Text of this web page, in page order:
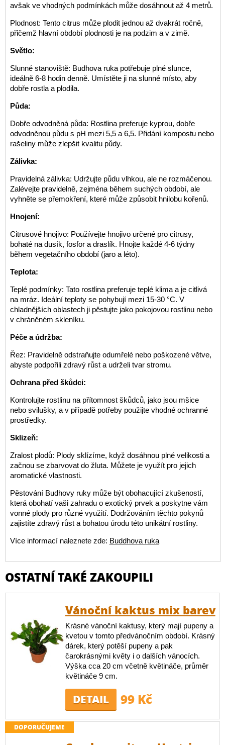
avšak ve vhodných podmínkách může dosáhnout až 4 metrů.
Plodnost: Tento citrus může plodit jednou až dvakrát ročně,
přičemž hlavní období plodnosti je na podzim a v zimě.
Světlo:
Slunné stanoviště: Budhova ruka potřebuje plné slunce,
ideálně 6-8 hodin denně. Umístěte ji na slunné místo, aby
dobře rostla a plodila.
Půda:
Dobře odvodněná půda: Rostlina preferuje kyprou, dobře
odvodněnou půdu s pH mezi 5,5 a 6,5. Přidání kompostu nebo
rašeliny může zlepšit kvalitu půdy.
Zálivka:
Pravidelná zálivka: Udržujte půdu vlhkou, ale ne rozmáčenou.
Zalévejte pravidelně, zejména během suchých období, ale
vyhněte se přemokření, které může způsobit hnilobu kořenů.
Hnojení:
Citrusové hnojivo: Používejte hnojivo určené pro citrusy,
bohaté na dusík, fosfor a draslík. Hnojte každé 4-6 týdny
během vegetačního období (jaro a léto).
Teplota:
Teplé podmínky: Tato rostlina preferuje teplé klima a je citlivá
na mráz. Ideální teploty se pohybují mezi 15-30 °C. V
chladnějších oblastech ji pěstujte jako pokojovou rostlinu nebo
v chráněném skleníku.
Péče a údržba:
Řez: Pravidelně odstraňujte odumřelé nebo poškozené větve,
abyste podpořili zdravý růst a udrželi tvar stromu.
Ochrana před škůdci:
Kontrolujte rostlinu na přítomnost škůdců, jako jsou mšice
nebo svilušky, a v případě potřeby použijte vhodné ochranné
prostředky.
Sklizeň:
Zralost plodů: Plody sklízíme, když dosáhnou plné velikosti a
začnou se zbarvovat do žluta. Můžete je využít pro jejich
aromatické vlastnosti.
Pěstování Budhovy ruky může být obohacující zkušeností,
která obohatí vaši zahradu o exotický prvek a poskytne vám
vonné plody pro různé využití. Dodržováním těchto pokynů
zajistíte zdravý růst a bohatou úrodu této unikátní rostliny.
Více informací naleznete zde: Buddhova ruka
OSTATNÍ TAKÉ ZAKOUPILI
Vánoční kaktus mix barev
Krásné vánoční kaktusy, který mají pupeny a
kvetou v tomto předvánočním období. Krásný
dárek, který potěší pupeny a pak
čarokrásnými květy i o dalších vánocích.
Výška cca 20 cm včetně květináče, průměr
květináče 9 cm.
DETAIL 99 Kč
DOPORUČUJEME